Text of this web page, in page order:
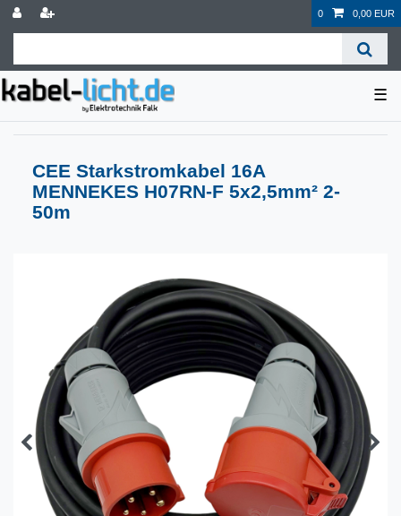
0 0,00 EUR
☰
CEE Starkstromkabel 16A
MENNEKES H07RN-F 5x2,5mm² 2-
50m